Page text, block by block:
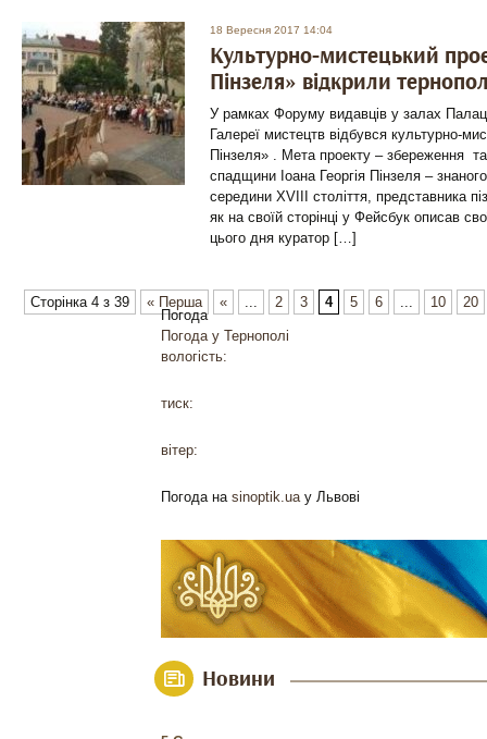
18 Вересня 2017 14:04
Культурно-мистецький
Пінзеля» відкрили
У рамках Форуму видавців у залах
Галереї мистецтв відбувся культурно-
Пінзеля» . Мета проекту – збереження
спадщини Іоана Георгія Пінзеля –
середини XVIII століття, представника
як на своїй сторінці у Фейсбук описав
цього дня куратор […]
Сторінка 4 з 39 « Перша « ... 2 3 4 5 6 ... 10
20
Погода
Погода у Тернополі
вологість:
тиск:
вітер:
Погода на sinoptik.uaу Львові
Новини